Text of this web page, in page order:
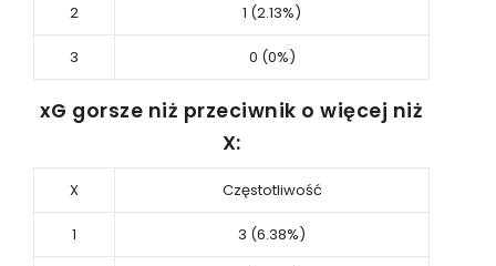
2 1 (2.13%)
3 0 (0%)
xG gorsze niż przeciwnik o więcej niż
X:
X Częstotliwość
1 3 (6.38%)